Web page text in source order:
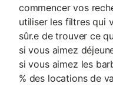
commencer vos
utiliser les filtres qui
sûr.e de trouver ce
si vous aimez
si vous aimez les
% des locations de